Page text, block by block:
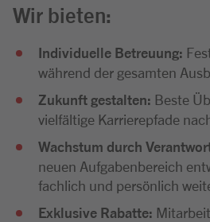
Wir bieten:
Individuelle Betreuung:
während der gesamten
Zukunft gestalten: Beste
vielfältige Karrierepfade
Wachstum durch
neuen Aufgabenbereich
fachlich und persönlich
Exklusive Rabatte: